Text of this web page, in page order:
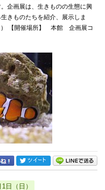
企画展は、生きものの生態に興
きものたちを紹介、展示しま
【開催場所】 本館 企画展コ
日（日）